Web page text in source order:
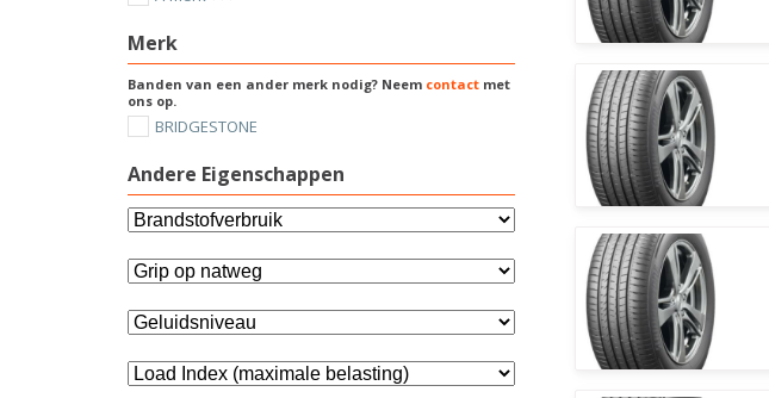
Merk
Banden van een ander merk nodig? Neem contact met
ons op.
BRIDGESTONE
Andere Eigenschappen